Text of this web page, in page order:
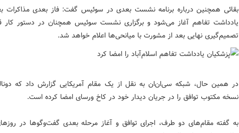
بقائی همچنین درباره برنامه نشست بعدی در سوئیس گفت: فاز بعدی مذاکرات
یادداشت تفاهم آغاز می‌شود و برگزاری نشست سوئیس همچنان در دستور کار
تصمیم‌گیری نهایی بعد از مشورت با میانحی‌ها اعلام خواهد شد.
در همین حال، شبکه سی‌ان‌ان به نقل از یک مقام آمریکایی گزارش داد که
نسخه مکتوب توافق را در جریان دیدار خود در کاخ ورسای امضا کرده است.
به گفته مقام‌های دو طرف، اجرای توافق و آغاز مرحله بعدی گفت‌وگوها در